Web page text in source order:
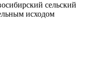
сельский
исходом